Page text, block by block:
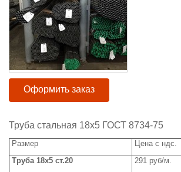
Оформить заказ
Труба стальная 18х5 ГОСТ 8734-75
Размер
Цена с ндс.
Труба 18х5 ст.20
291 руб/м.